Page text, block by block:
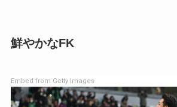
鮮やかなFK
Embed from Getty Images